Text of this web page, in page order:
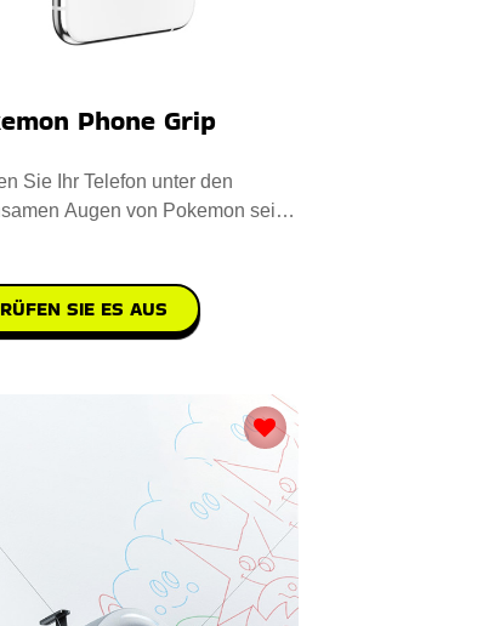
Phone Grip
Sie Ihr Telefon unter den
Augen von Pokemon sein.
SIE ES AUS